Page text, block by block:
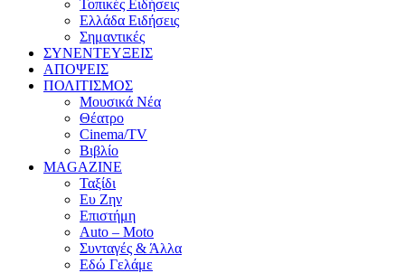
Τοπικές Ειδήσεις
Ελλάδα Ειδήσεις
Σημαντικές
ΣΥΝΕΝΤΕΥΞΕΙΣ
ΑΠΟΨΕΙΣ
ΠΟΛΙΤΙΣΜΟΣ
Μουσικά Νέα
Θέατρο
Cinema/TV
Βιβλίο
MAGAZINE
Ταξίδι
Ευ Ζην
Επιστήμη
Auto – Moto
Συνταγές & Άλλα
Εδώ Γελάμε